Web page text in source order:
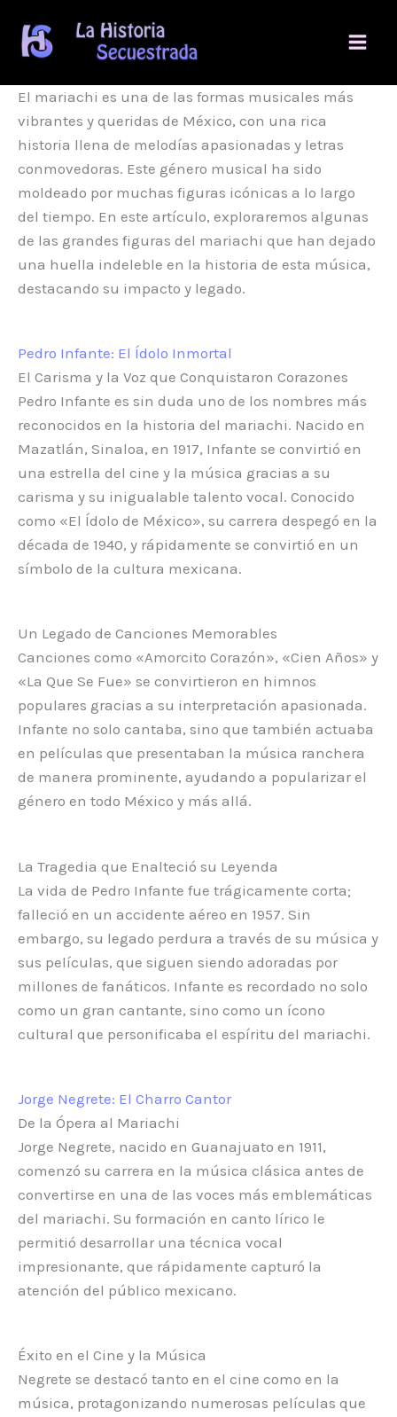
contenido
El mariachi es una de las formas musicales más
vibrantes y queridas de México, con una rica
historia llena de melodías apasionadas y letras
conmovedoras. Este género musical ha sido
moldeado por muchas figuras icónicas a lo largo
del tiempo. En este artículo, exploraremos algunas
de las grandes figuras del mariachi que han dejado
una huella indeleble en la historia de esta música,
destacando su impacto y legado.
Pedro Infante: El Ídolo Inmortal
El Carisma y la Voz que Conquistaron Corazones
Pedro Infante es sin duda uno de los nombres más
reconocidos en la historia del mariachi. Nacido en
Mazatlán, Sinaloa, en 1917, Infante se convirtió en
una estrella del cine y la música gracias a su
carisma y su inigualable talento vocal. Conocido
como «El Ídolo de México», su carrera despegó en la
década de 1940, y rápidamente se convirtió en un
símbolo de la cultura mexicana.
Un Legado de Canciones Memorables
Canciones como «Amorcito Corazón», «Cien Años» y
«La Que Se Fue» se convirtieron en himnos
populares gracias a su interpretación apasionada.
Infante no solo cantaba, sino que también actuaba
en películas que presentaban la música ranchera
de manera prominente, ayudando a popularizar el
género en todo México y más allá.
La Tragedia que Enalteció su Leyenda
La vida de Pedro Infante fue trágicamente corta;
falleció en un accidente aéreo en 1957. Sin
embargo, su legado perdura a través de su música y
sus películas, que siguen siendo adoradas por
millones de fanáticos. Infante es recordado no solo
como un gran cantante, sino como un ícono
cultural que personificaba el espíritu del mariachi.
Jorge Negrete: El Charro Cantor
De la Ópera al Mariachi
Jorge Negrete, nacido en Guanajuato en 1911,
comenzó su carrera en la música clásica antes de
convertirse en una de las voces más emblemáticas
del mariachi. Su formación en canto lírico le
permitió desarrollar una técnica vocal
impresionante, que rápidamente capturó la
atención del público mexicano.
Éxito en el Cine y la Música
Negrete se destacó tanto en el cine como en la
música, protagonizando numerosas películas que